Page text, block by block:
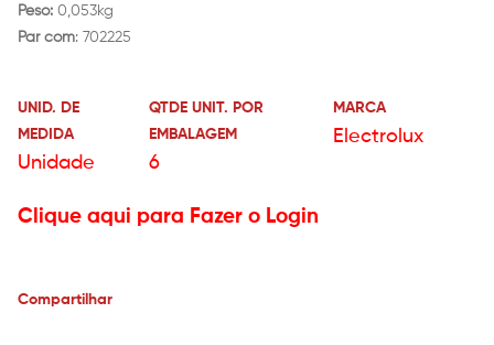
Peso: 0,053kg
Par com: 702225
UNID. DE
MEDIDA
Unidade
QTDE UNIT. POR
EMBALAGEM
6
MARCA
Electrolux
Clique aqui para Fazer o Login
Compartilhar